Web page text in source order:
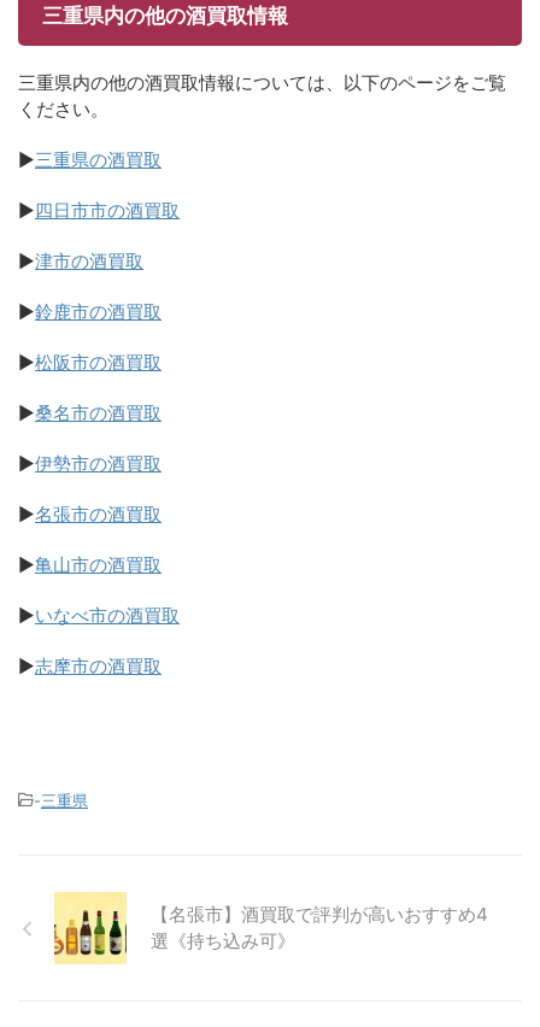
三重県内の他の酒買取情報
三重県内の他の酒買取情報については、以下のページをご覧
ください。
▶三重県の酒買取
▶四日市市の酒買取
▶津市の酒買取
▶鈴鹿市の酒買取
▶松阪市の酒買取
▶桑名市の酒買取
▶伊勢市の酒買取
▶名張市の酒買取
▶亀山市の酒買取
▶いなべ市の酒買取
▶志摩市の酒買取
-三重県
【名張市】酒買取で評判が高いおすすめ4
選《持ち込み可》